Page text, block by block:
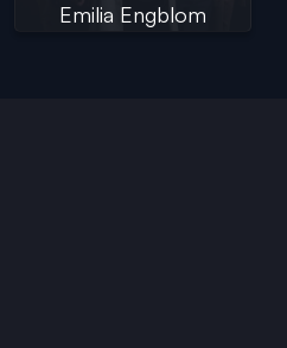
Emilia Engblom